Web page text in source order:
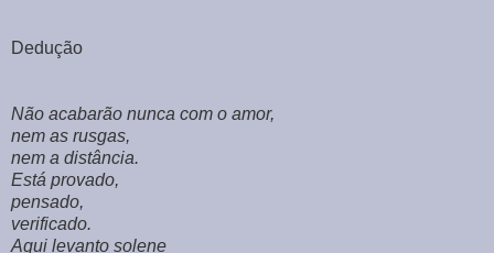
Dedução
Não acabarão nunca com o amor,
nem as rusgas,
nem a distância.
Está provado,
pensado,
verificado.
Aqui levanto solene